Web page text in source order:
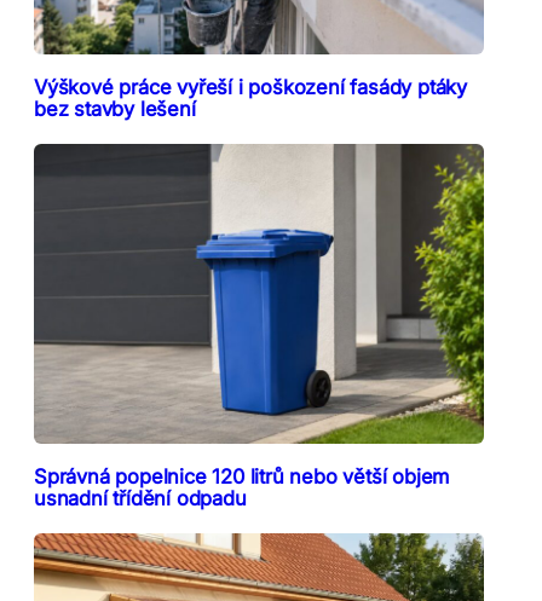
Výškové práce vyřeší i poškození fasády ptáky
bez stavby lešení
Správná popelnice 120 litrů nebo větší objem
usnadní třídění odpadu